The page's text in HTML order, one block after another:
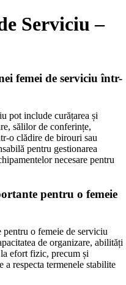
Serviciu –
femei de serviciu într-
pot include curățarea și
sălilor de conferințe,
o clădire de birouri sau
pentru gestionarea
necesare pentru
pentru o femeie
o femeie de serviciu
de organizare, abilități
efort fizic, precum și
a respecta termenele stabilite